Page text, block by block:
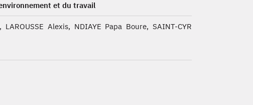
et du travail
Alexis, NDIAYE Papa Boure, SAINT-CYR